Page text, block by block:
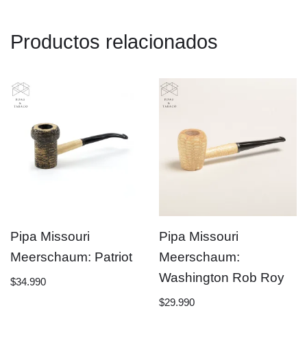
Productos relacionados
Pipa Missouri
Meerschaum: Patriot
$34.990
Pipa Missouri
Meerschaum:
Washington Rob Roy
$29.990